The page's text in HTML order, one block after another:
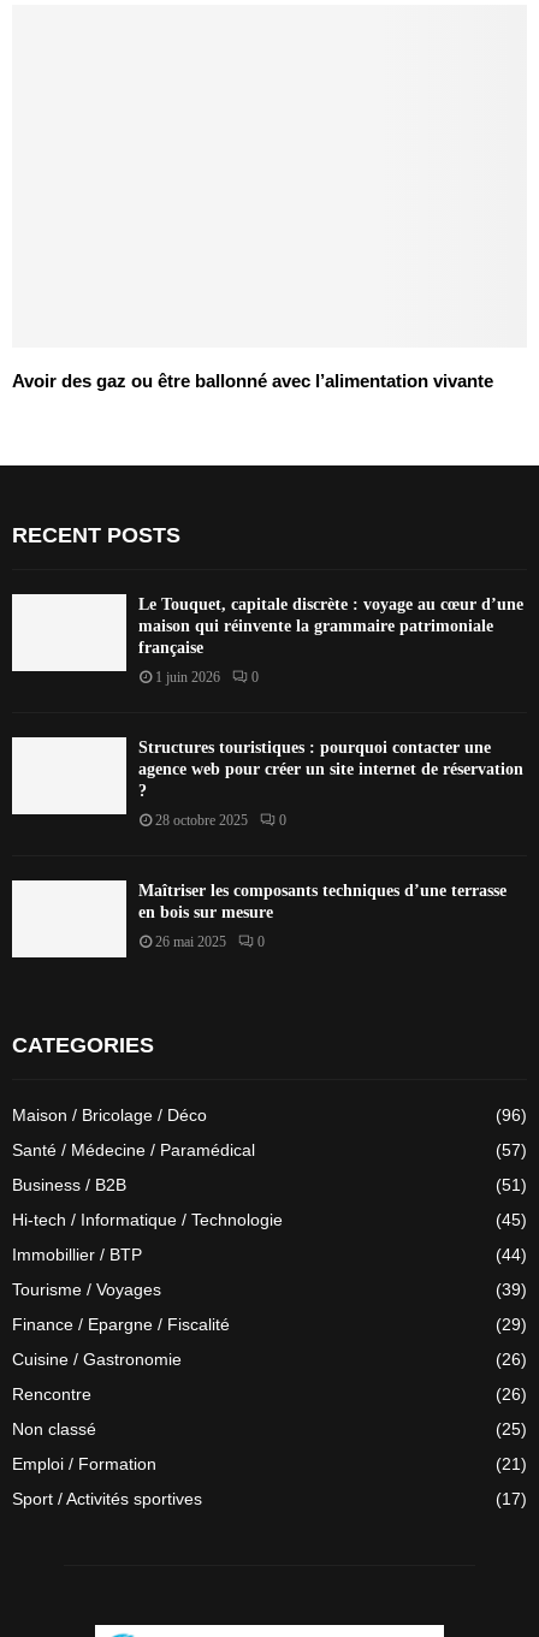
Avoir des gaz ou être ballonné avec l’alimentation vivante
RECENT POSTS
Le Touquet, capitale discrète : voyage au cœur d’une
maison qui réinvente la grammaire patrimoniale
française
1 juin 2026 0
Structures touristiques : pourquoi contacter une
agence web pour créer un site internet de réservation
?
28 octobre 2025 0
Maîtriser les composants techniques d’une terrasse
en bois sur mesure
26 mai 2025 0
CATEGORIES
Maison / Bricolage / Déco
(96)
Santé / Médecine / Paramédical
(57)
Business / B2B
(51)
Hi-tech / Informatique / Technologie
(45)
Immobillier / BTP
(44)
Tourisme / Voyages
(39)
Finance / Epargne / Fiscalité
(29)
Cuisine / Gastronomie
(26)
Rencontre
(26)
Non classé
(25)
Emploi / Formation
(21)
Sport / Activités sportives
(17)